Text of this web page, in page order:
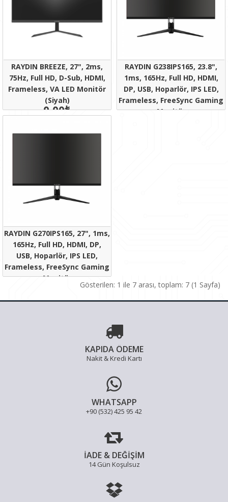
RAYDIN BREEZE, 27", 2ms,
75Hz, Full HD, D-Sub, HDMI,
Frameless, VA LED Monitör
(Siyah)
0,00₺
RAYDIN G238IPS165, 23.8",
1ms, 165Hz, Full HD, HDMI,
DP, USB, Hoparlör, IPS LED,
Frameless, FreeSync Gaming
Monitör
RAYDIN G270IPS165, 27", 1ms,
165Hz, Full HD, HDMI, DP,
USB, Hoparlör, IPS LED,
Frameless, FreeSync Gaming
Monitör
Gösterilen: 1 ile 7 arası, toplam: 7 (1 Sayfa)
KAPIDA ÖDEME
Nakit & Kredi Kartı
WHATSAPP
+90 (532) 425 95 42
İADE & DEĞİŞİM
14 Gün Koşulsuz